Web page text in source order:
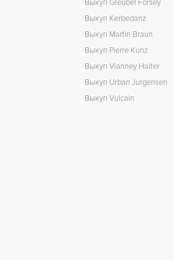
Выкуп Greubel Forsey
Выкуп Kerbedanz
Выкуп Martin Braun
Выкуп Pierre Kunz
Выкуп Vianney Halter
Выкуп Urban Jurgensen
Выкуп Vulcain